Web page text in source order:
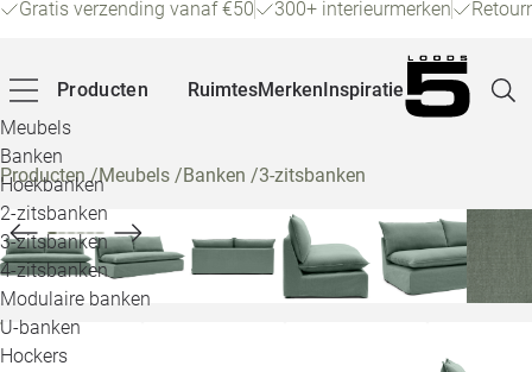
Gratis verzending vanaf €50 300+ interieurmerken
Producten
Meubels
Banken
Hoekbanken
2-zitsbanken
3-zitsbanken
4-zitsbanken
Modulaire banken
U-banken
Hockers
RuimtesMerkenInspiratie
Producten/Meubels /Banken /3-zitsbanken